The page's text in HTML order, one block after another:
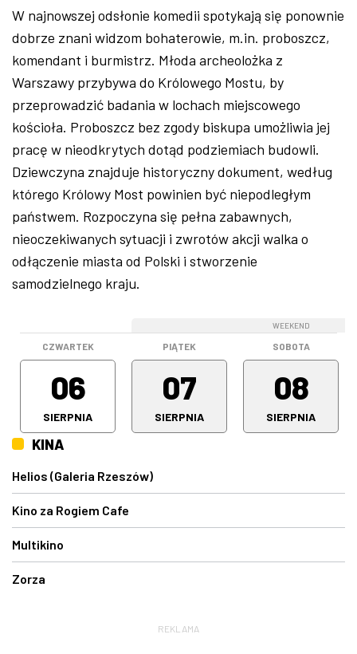
W najnowszej odsłonie komedii spotykają się ponownie
dobrze znani widzom bohaterowie, m.in. proboszcz,
komendant i burmistrz. Młoda archeolożka z
Warszawy przybywa do Królowego Mostu, by
przeprowadzić badania w lochach miejscowego
kościoła. Proboszcz bez zgody biskupa umożliwia jej
pracę w nieodkrytych dotąd podziemiach budowli.
Dziewczyna znajduje historyczny dokument, według
którego Królowy Most powinien być niepodległym
państwem. Rozpoczyna się pełna zabawnych,
nieoczekiwanych sytuacji i zwrotów akcji walka o
odłączenie miasta od Polski i stworzenie
samodzielnego kraju.
CZWARTEK
06
SIERPNIA
PIĄTEK
07
SIERPNIA
WEEKEND
SOBOTA
08
SIERPNIA
KINA
Helios (Galeria Rzeszów)
Kino za Rogiem Cafe
Multikino
Zorza
REKLAMA